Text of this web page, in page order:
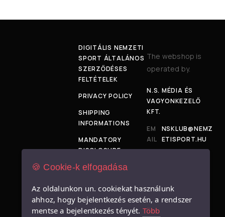
DIGITÁLIS NEMZETI
SPORT ÁLTALÁNOS
SZERZŐDÉSES
FELTÉTELEK
PRIVACY POLICY
SHIPPING
INFORMATIONS
MANDATORY
DISCLOSURE
SIZE TABLE
The webshop is
operated by.
N.S. MÉDIA ÉS
VAGYONKEZELŐ
KFT.
EM
AIL
:
NSKLUB@NEMZ
ETISPORT.HU
128.
🍪 Cookie-k elfogadása
Az oldalunkon un. cookiekat használunk
ahhoz, hogy bejelentkezés esetén, a rendszer
mentse a bejelentkezés tényét. Több